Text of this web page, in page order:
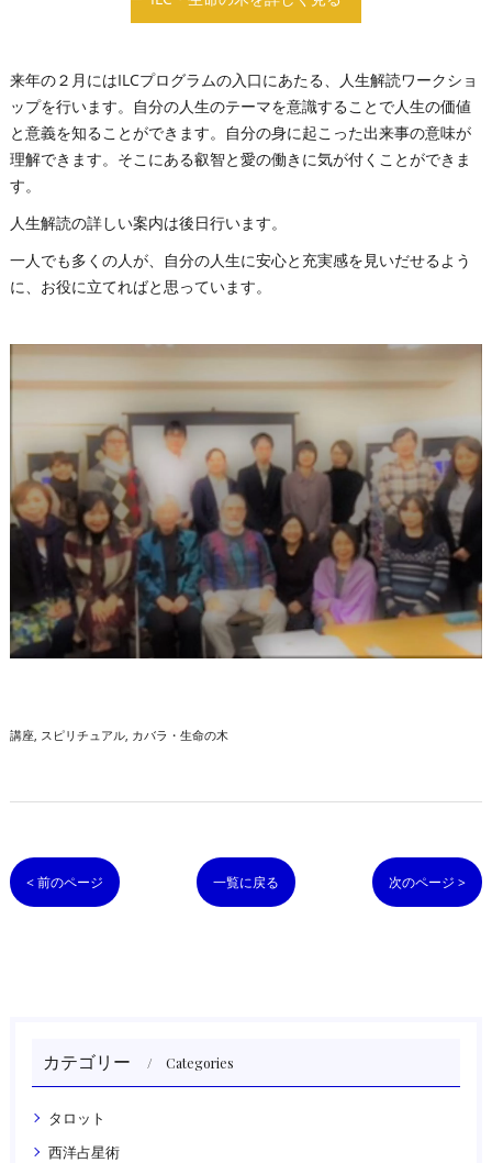
来年の２月にはILCプログラムの入口にあたる、人生解読ワークショ
ップを行います。自分の人生のテーマを意識することで人生の価値
と意義を知ることができます。自分の身に起こった出来事の意味が
理解できます。そこにある叡智と愛の働きに気が付くことができま
す。
人生解読の詳しい案内は後日行います。
一人でも多くの人が、自分の人生に安心と充実感を見いだせるよう
に、お役に立てればと思っています。
講座 スピリチュアル カバラ・生命の木
< 前のページ 一覧に戻る 次のページ >
カテゴリー Categories
タロット
西洋占星術